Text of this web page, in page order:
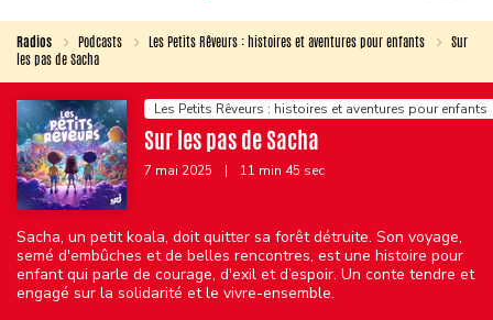
Radios Podcasts Les Petits Rêveurs : histoires et aventures pour enfants
Sur
les pas de Sacha
Les Petits Rêveurs : histoires et aventures pour enfants
Sur les pas de Sacha
7 mai 2025 | 11 min 45 sec
Sacha, un petit koala, doit quitter sa forêt détruite. Son voyage,
semé d'embûches et de belles rencontres, est une histoire pour
enfant qui parle de courage, d'exil et d’espoir. Un conte tendre et
engagé sur la solidarité et le vivre-ensemble.